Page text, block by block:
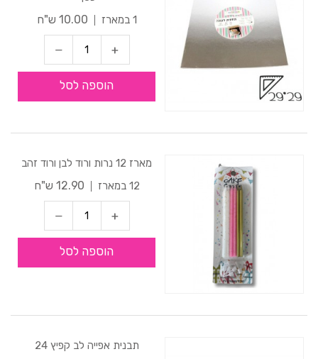
1 במארז
10.00 ש"ח
הוספה לסל
מארז 12 נרות ורוד לבן ורוד זהב
12 במארז
12.90 ש"ח
הוספה לסל
תבנית אפייה לב קפיץ 24